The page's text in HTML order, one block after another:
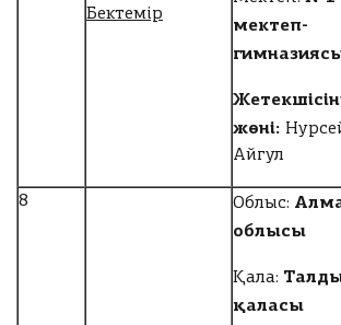
Бектемір
мектеп-
жөні:
Айгул
8 Облыс:
облысы
Қала:
қаласы